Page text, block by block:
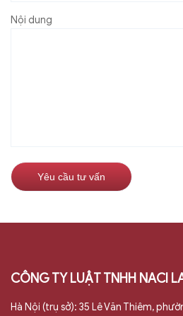
Nội dung
CÔNG TY LUẬT TNHH NACI
Hà Nội (trụ sở): 35 Lê Văn Thiêm,